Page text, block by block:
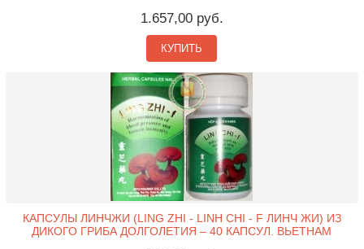
1.657,00 руб.
КУПИТЬ
КАПСУЛЫ ЛИНЧЖИ (LING ZHI - LINH CHI - F ЛИНЧ ЖИ) ИЗ
ДИКОГО ГРИБА ДОЛГОЛЕТИЯ – 40 КАПСУЛ. ВЬЕТНАМ